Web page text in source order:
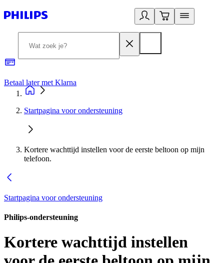
Betaal later met Klarna
Startpagina voor ondersteuning
Kortere wachttijd instellen voor de eerste beltoon op mijn
telefoon.
Startpagina voor ondersteuning
Philips-ondersteuning
Kortere wachttijd instellen